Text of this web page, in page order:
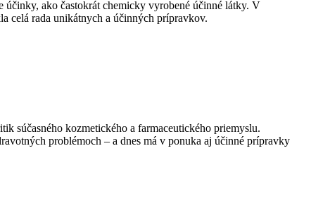
účinky, ako častokrát chemicky vyrobené účinné látky. V
celá rada unikátnych a účinných prípravkov.
súčasného kozmetického a farmaceutického priemyslu.
problémoch – a dnes má v ponuka aj účinné prípravky